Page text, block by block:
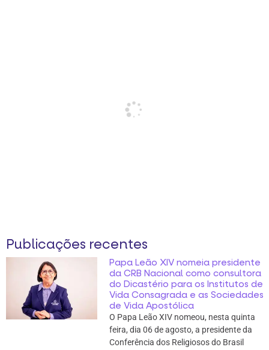
Publicações recentes
Papa Leão XIV nomeia presidente
da CRB Nacional como consultora
do Dicastério para os Institutos de
Vida Consagrada e as Sociedades
de Vida Apostólica
O Papa Leão XIV nomeou, nesta quinta
feira, dia 06 de agosto, a presidente da
Conferência dos Religiosos do Brasil